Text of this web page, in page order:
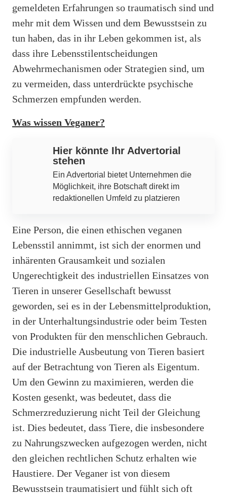
gemeldeten Erfahrungen so traumatisch sind und
mehr mit dem Wissen und dem Bewusstsein zu
tun haben, das in ihr Leben gekommen ist, als
dass ihre Lebensstilentscheidungen
Abwehrmechanismen oder Strategien sind, um
zu vermeiden, dass unterdrückte psychische
Schmerzen empfunden werden.
Was wissen Veganer?
Hier könnte Ihr Advertorial
stehen
Ein Advertorial bietet Unternehmen die
Möglichkeit, ihre Botschaft direkt im
redaktionellen Umfeld zu platzieren
Eine Person, die einen ethischen veganen
Lebensstil annimmt, ist sich der enormen und
inhärenten Grausamkeit und sozialen
Ungerechtigkeit des industriellen Einsatzes von
Tieren in unserer Gesellschaft bewusst
geworden, sei es in der Lebensmittelproduktion,
in der Unterhaltungsindustrie oder beim Testen
von Produkten für den menschlichen Gebrauch.
Die industrielle Ausbeutung von Tieren basiert
auf der Betrachtung von Tieren als Eigentum.
Um den Gewinn zu maximieren, werden die
Kosten gesenkt, was bedeutet, dass die
Schmerzreduzierung nicht Teil der Gleichung
ist. Dies bedeutet, dass Tiere, die insbesondere
zu Nahrungszwecken aufgezogen werden, nicht
den gleichen rechtlichen Schutz erhalten wie
Haustiere. Der Veganer ist von diesem
Bewusstsein traumatisiert und fühlt sich oft